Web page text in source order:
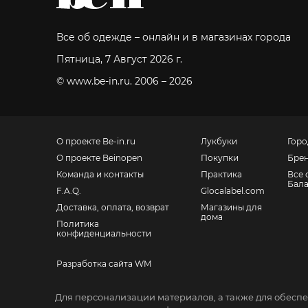
Для персонализации материалов, а также для
Все об одежде – онлайн и в магазинах города
Пятница, 7 Август 2026 г.
© www.be-in.ru. 2006 – 2026
О проекте Be-in.ru
О проекте Beinopen
Команда и контакты
F.A.Q.
Доставка, оплата, возврат
Политика
конфиденциальности
Лукбуки
Покупки
Практика
Glocalabel.com
Магазины для
дома
Все
Разработка сайта WM
Санкт-Петербург, Невский пр., 139
Москва, Большой Ордынский пер., 4, стр. 2